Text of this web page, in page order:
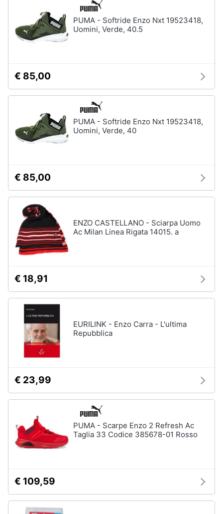
PUMA - Softride Enzo Nxt 19523418,
Uomini, Verde, 40.5
€ 85,00
PUMA - Softride Enzo Nxt 19523418,
Uomini, Verde, 40
€ 85,00
ENZO CASTELLANO - Sciarpa Uomo
Ac Milan Linea Rigata 14015. a
€ 18,91
EURILINK - Enzo Carra - L'ultima
Repubblica
€ 23,99
PUMA - Scarpe Enzo 2 Refresh Ac
Taglia 33 Codice 385678-01 Rosso
€ 109,59